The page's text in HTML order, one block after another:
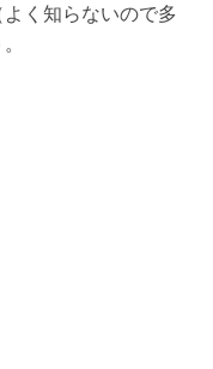
く知らないので多